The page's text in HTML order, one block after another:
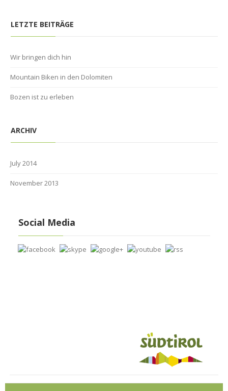
LETZTE BEITRÄGE
Wir bringen dich hin
Mountain Biken in den Dolomiten
Bozen ist zu erleben
ARCHIV
July 2014
November 2013
Social Media